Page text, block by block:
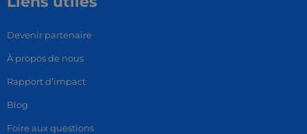
Devenir partenaire
À propos de nous
Rapport d’impact
Blog
Foire aux questions